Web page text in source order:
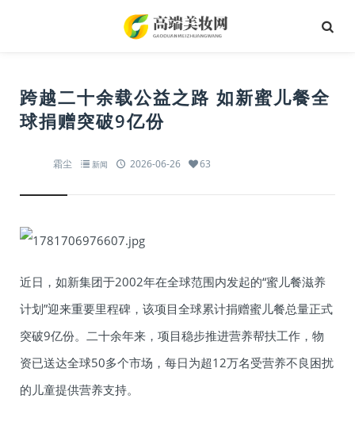
跨越二十余载公益之路 如新蜜儿餐全
球捐赠突破9亿份
霜尘 新闻 2026-06-26 63
近日，如新集团于2002年在全球范围内发起的“蜜儿餐滋养
计划”迎来重要里程碑，该项目全球累计捐赠蜜儿餐总量正式
突破9亿份。二十余年来，项目稳步推进营养帮扶工作，物
资已送达全球50多个市场，每日为超12万名受营养不良困扰
的儿童提供营养支持。